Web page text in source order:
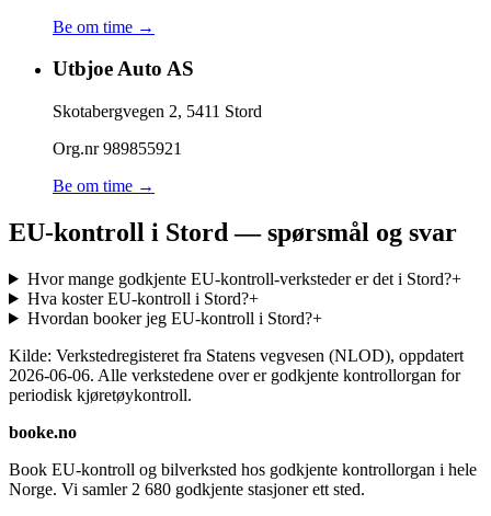
Be om time →
Utbjoe Auto AS
Skotabergvegen 2, 5411 Stord
Org.nr989855921
Be om time →
EU-kontroll i Stord — spørsmål og svar
Hvor mange godkjente EU-kontroll-verksteder er det i Stord?+
Hva koster EU-kontroll i Stord?+
Hvordan booker jeg EU-kontroll i Stord?+
Kilde: Verkstedregisteret fra Statens vegvesen (NLOD), oppdatert
2026-06-06. Alle verkstedene over er godkjente kontrollorgan for
periodisk kjøretøykontroll.
booke.no
Book EU-kontroll og bilverksted hos godkjente kontrollorgan i hele
Norge. Vi samler 2 680 godkjente stasjoner ett sted.